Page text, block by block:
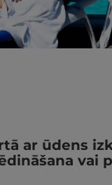
ar ūdens
vai